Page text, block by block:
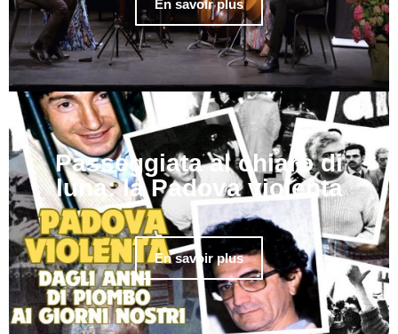
En savoir plus
Passeggiata al chiaro di
luna: la Padova violenta
En savoir plus